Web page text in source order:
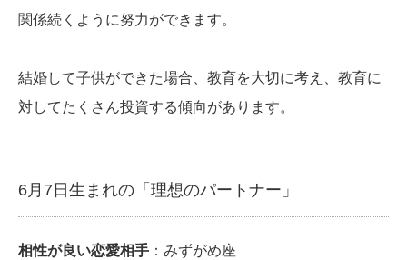
関係続くように努力ができます。
結婚して子供ができた場合、教育を大切に考え、教育に
対してたくさん投資する傾向があります。
6月7日生まれの「理想のパートナー」
相性が良い恋愛相手 ：みずがめ座